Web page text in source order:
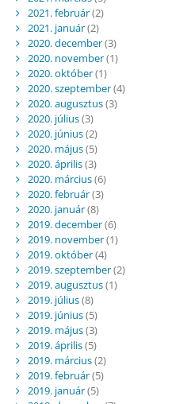
2021. február(2)
2021. január(2)
2020. december(3)
2020. november(1)
2020. október(1)
2020. szeptember(4)
2020. augusztus(3)
2020. július(3)
2020. június(2)
2020. május(5)
2020. április(3)
2020. március(6)
2020. február(3)
2020. január(8)
2019. december(6)
2019. november(1)
2019. október(4)
2019. szeptember(2)
2019. augusztus(1)
2019. július(8)
2019. június(5)
2019. május(3)
2019. április(5)
2019. március(2)
2019. február(5)
2019. január(5)